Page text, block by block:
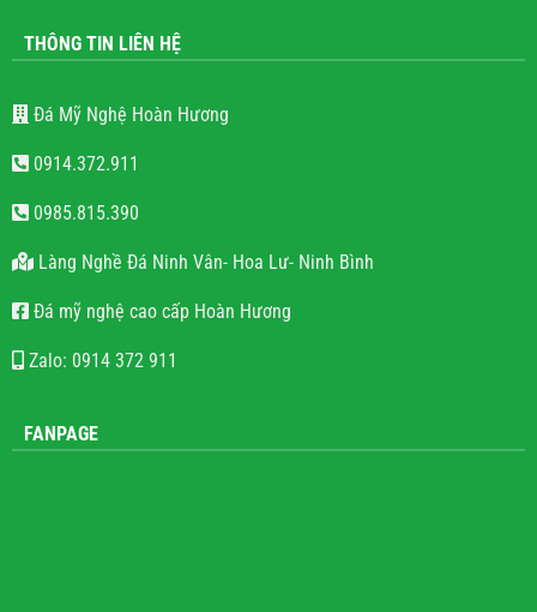
THÔNG TIN LIÊN HỆ
Đá Mỹ Nghệ Hoàn Hương
0914.372.911
0985.815.390
Làng Nghề Đá Ninh Vân- Hoa Lư- Ninh Bình
Đá mỹ nghệ cao cấp Hoàn Hương
Zalo: 0914 372 911
FANPAGE